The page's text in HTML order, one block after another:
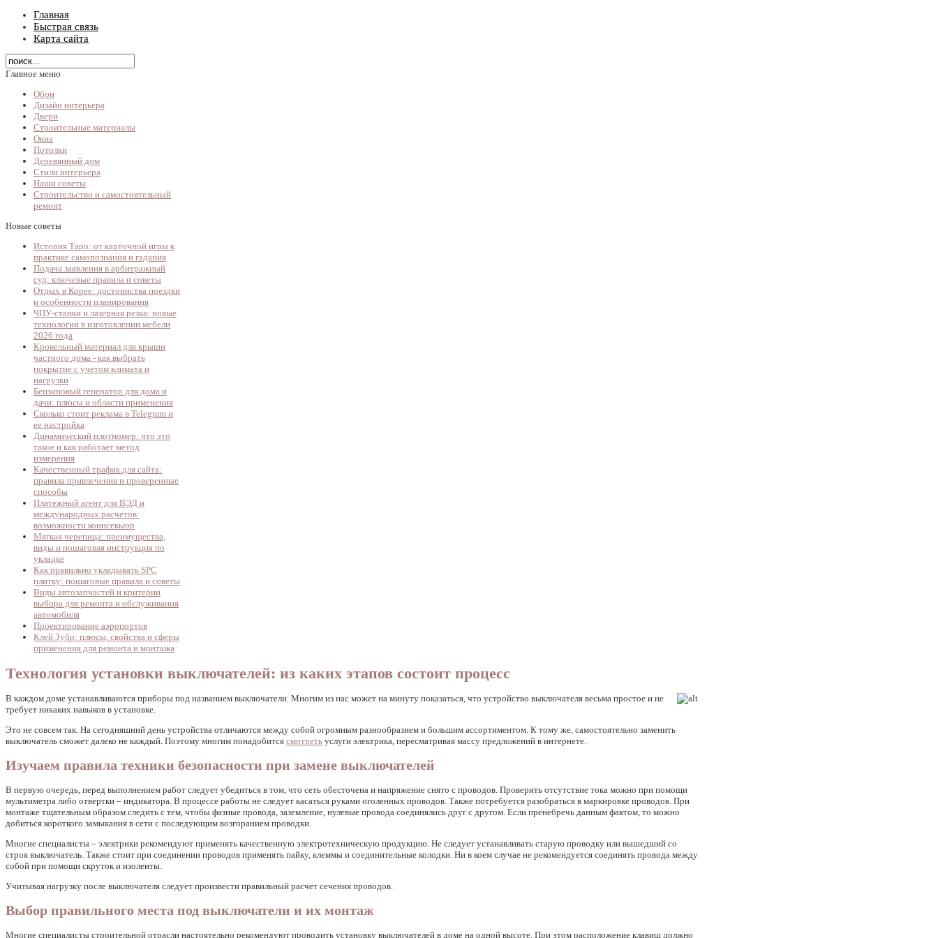
Главная
Быстрая связь
Карта сайта
Главное меню
Обои
Дизайн интерьера
Двери
Строительные материалы
Окна
Потолки
Деревянный дом
Стили интерьера
Наши советы
Строительство и самостоятельный
ремонт
Новые советы
История Таро: от карточной игры к
практике самопознания и гадания
Подача заявления в арбитражный
суд: ключевые правила и советы
Отдых в Корее: достоинства поездки
и особенности планирования
ЧПУ-станки и лазерная резка: новые
технологии в изготовлении мебели
2026 года
Кровельный материал для крыши
частного дома - как выбрать
покрытие с учетом климата и
нагрузки
Бензиновый генератор для дома и
дачи: плюсы и области применения
Сколько стоит реклама в Telegram и
ее настройка
Динамический плотномер: что это
такое и как работает метод
измерения
Качественный трафик для сайта:
правила привлечения и проверенные
способы
Платежный агент для ВЭД и
международных расчетов:
возможности коинсекьюр
Мягкая черепица: преимущества,
виды и пошаговая инструкция по
укладке
Как правильно укладывать SPC
плитку: пошаговые правила и советы
Виды автозапчастей и критерии
выбора для ремонта и обслуживания
автомобиля
Проектирование аэропортов
Клей Зубр: плюсы, свойства и сферы
применения для ремонта и монтажа
Технология установки выключателей: из каких этапов состоит процесс
В каждом доме устанавливаются приборы под названием выключатели. Многим из нас может на минуту показаться, что устройство выключателя весьма простое и не
требует никаких навыков в установке.
Это не совсем так. На сегодняшний день устройства отличаются между собой огромным разнообразием и большим ассортиментом. К тому же, самостоятельно заменить
выключатель сможет далеко не каждый. Поэтому многим понадобится смотреть услуги электрика, пересматривая массу предложений в интернете.
Изучаем правила техники безопасности при замене выключателей
В первую очередь, перед выполнением работ следует убедиться в том, что сеть обесточена и напряжение снято с проводов. Проверить отсутствие тока можно при помощи
мультиметра либо отвертки – индикатора. В процессе работы не следует касаться руками оголенных проводов. Также потребуется разобраться в маркировке проводов. При
монтаже тщательным образом следить с тем, чтобы фазные провода, заземление, нулевые провода соединялись друг с другом. Если пренебречь данным фактом, то можно
добиться короткого замыкания в сети с последующим возгоранием проводки.
Многие специалисты – электрики рекомендуют применять качественную электротехническую продукцию. Не следует устанавливать старую проводку или вышедший со
строя выключатель. Также стоит при соединении проводов применять пайку, клеммы и соединительные колодки. Ни в коем случае не рекомендуется соединять провода между
собой при помощи скруток и изоленты.
Учитывая нагрузку после выключателя следует произвести правильный расчет сечения проводов.
Выбор правильного места под выключатели и их монтаж
Многие специалисты строительной отрасли настоятельно рекомендуют проводить установку выключателей в доме на одной высоте. При этом расположение клавиш должно